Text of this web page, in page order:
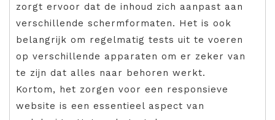
zorgt ervoor dat de inhoud zich aanpast aan
verschillende schermformaten. Het is ook
belangrijk om regelmatig tests uit te voeren
op verschillende apparaten om er zeker van
te zijn dat alles naar behoren werkt.
Kortom, het zorgen voor een responsieve
website is een essentieel aspect van